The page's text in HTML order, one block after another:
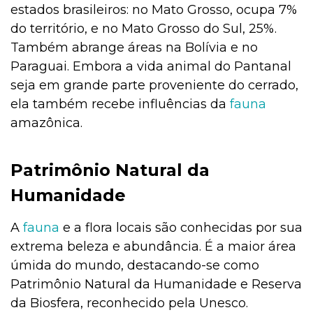
estados brasileiros: no Mato Grosso, ocupa 7%
do território, e no Mato Grosso do Sul, 25%.
Também abrange áreas na Bolívia e no
Paraguai. Embora a vida animal do Pantanal
seja em grande parte proveniente do cerrado,
ela também recebe influências da fauna
amazônica.
Patrimônio Natural da
Humanidade
A fauna e a flora locais são conhecidas por sua
extrema beleza e abundância. É a maior área
úmida do mundo, destacando-se como
Patrimônio Natural da Humanidade e Reserva
da Biosfera, reconhecido pela Unesco.